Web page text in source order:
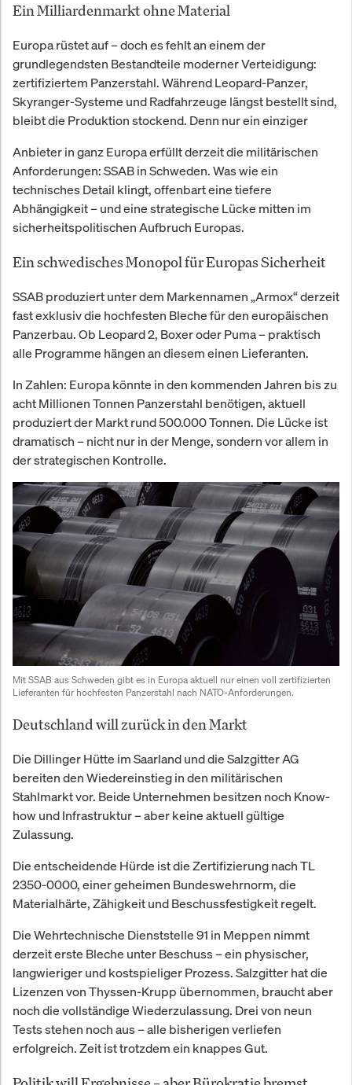
Ein Milliardenmarkt ohne Material
Europa rüstet auf – doch es fehlt an einem der
grundlegendsten Bestandteile moderner Verteidigung:
zertifiziertem Panzerstahl. Während Leopard-Panzer,
Skyranger-Systeme und Radfahrzeuge längst bestellt sind,
bleibt die Produktion stockend. Denn nur ein einziger
Anbieter in ganz Europa erfüllt derzeit die militärischen
Anforderungen: SSAB in Schweden. Was wie ein
technisches Detail klingt, offenbart eine tiefere
Abhängigkeit – und eine strategische Lücke mitten im
sicherheitspolitischen Aufbruch Europas.
Ein schwedisches Monopol für Europas Sicherheit
SSAB produziert unter dem Markennamen „Armox“ derzeit
fast exklusiv die hochfesten Bleche für den europäischen
Panzerbau. Ob Leopard 2, Boxer oder Puma – praktisch
alle Programme hängen an diesem einen Lieferanten.
In Zahlen: Europa könnte in den kommenden Jahren bis zu
acht Millionen Tonnen Panzerstahl benötigen, aktuell
produziert der Markt rund 500.000 Tonnen. Die Lücke ist
dramatisch – nicht nur in der Menge, sondern vor allem in
der strategischen Kontrolle.
Mit SSAB aus Schweden gibt es in Europa aktuell nur einen voll zertifizierten
Lieferanten für hochfesten Panzerstahl nach NATO-Anforderungen.
Deutschland will zurück in den Markt
Die Dillinger Hütte im Saarland und die Salzgitter AG
bereiten den Wiedereinstieg in den militärischen
Stahlmarkt vor. Beide Unternehmen besitzen noch Know-
how und Infrastruktur – aber keine aktuell gültige
Zulassung.
Die entscheidende Hürde ist die Zertifizierung nach TL
2350-0000, einer geheimen Bundeswehrnorm, die
Materialhärte, Zähigkeit und Beschussfestigkeit regelt.
Die Wehrtechnische Dienststelle 91 in Meppen nimmt
derzeit erste Bleche unter Beschuss – ein physischer,
langwieriger und kostspieliger Prozess. Salzgitter hat die
Lizenzen von Thyssen-Krupp übernommen, braucht aber
noch die vollständige Wiederzulassung. Drei von neun
Tests stehen noch aus – alle bisherigen verliefen
erfolgreich. Zeit ist trotzdem ein knappes Gut.